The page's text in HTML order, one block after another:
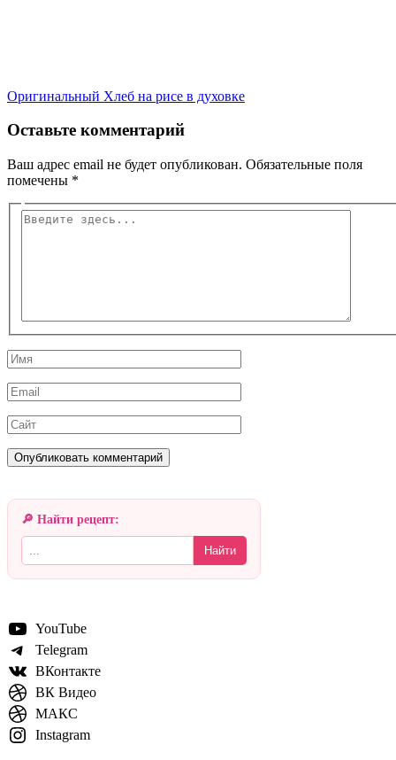
Оригинальный Хлеб на рисе в духовке
Оставьте комментарий
Ваш адрес email не будет опубликован. Обязательные поля
помечены *
Введите
Имя
Email
Сайт
🔎 Найти рецепт:
Найти
YouTube
Telegram
ВКонтакте
ВК Видео
МАКС
Instagram